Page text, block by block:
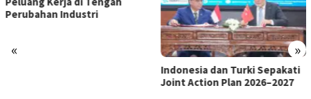
« »
Satgas PRR Pacu Realisasi
Tambahan TKD Aceh Rp1,65